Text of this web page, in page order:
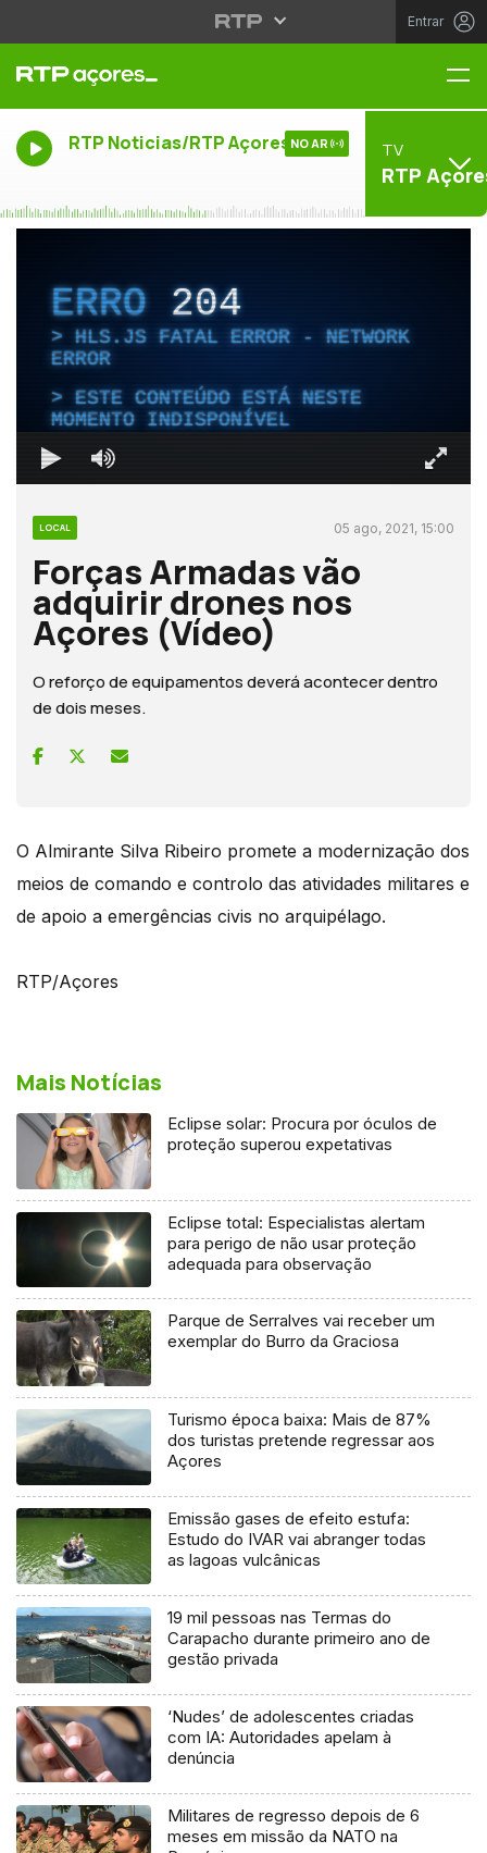
Entrar
RTP Noticias/RTP Açores NO AR TV
RTP
ERRO204
HLS.JS FATAL ERROR - NETWORK
ERROR
ESTE CONTEÚDO ESTÁ NESTE
MOMENTO INDISPONÍVEL
LOCAL 05 ago, 2021, 15:00
Forças Armadas vão
adquirir drones nos
Açores (Vídeo)
O reforço de equipamentos deverá acontecer dentro
de dois meses.
O Almirante Silva Ribeiro promete a modernização dos
meios de comando e controlo das atividades militares e
de apoio a emergências civis no arquipélago.
RTP/Açores
Mais Notícias
Eclipse solar: Procura por óculos de
proteção superou expetativas
Eclipse total: Especialistas alertam
para perigo de não usar proteção
adequada para observação
Parque de Serralves vai receber um
exemplar do Burro da Graciosa
Turismo época baixa: Mais de 87%
dos turistas pretende regressar aos
Açores
Emissão gases de efeito estufa:
Estudo do IVAR vai abranger todas
as lagoas vulcânicas
19 mil pessoas nas Termas do
Carapacho durante primeiro ano de
gestão privada
‘Nudes’ de adolescentes criadas
com IA: Autoridades apelam à
denúncia
Militares de regresso depois de 6
meses em missão da NATO na